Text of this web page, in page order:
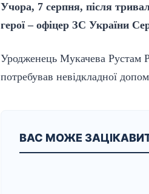
Учора, 7 серпня, після
герої – офіцер ЗС України
Уродженець Мукачева Рустам
потребував невідкладної
ВАС МОЖЕ